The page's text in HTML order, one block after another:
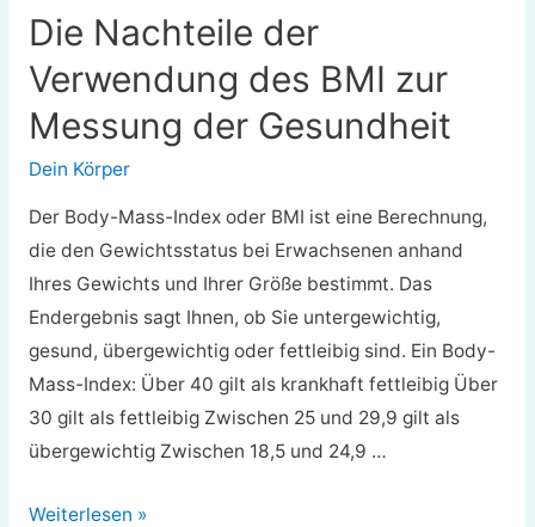
Die Nachteile der
Verwendung des BMI zur
Messung der Gesundheit
Dein Körper
Der Body-Mass-Index oder BMI ist eine Berechnung,
die den Gewichtsstatus bei Erwachsenen anhand
Ihres Gewichts und Ihrer Größe bestimmt. Das
Endergebnis sagt Ihnen, ob Sie untergewichtig,
gesund, übergewichtig oder fettleibig sind. Ein Body-
Mass-Index: Über 40 gilt als krankhaft fettleibig Über
30 gilt als fettleibig Zwischen 25 und 29,9 gilt als
übergewichtig Zwischen 18,5 und 24,9 …
Die
Weiterlesen »